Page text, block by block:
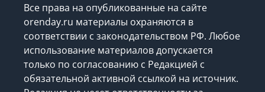
Все права на опубликованные на сайте
orenday.ru материалы охраняются в
соответствии с законодательством РФ. Любое
использование материалов допускается
только по согласованию с Редакцией с
обязательной активной ссылкой на источник.